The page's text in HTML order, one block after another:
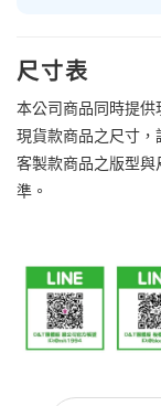
尺寸表
本公司商品同時提供
現貨款商品之尺寸
客製款商品之版型
準。